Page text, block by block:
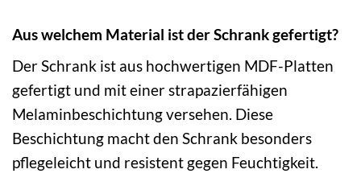
Aus welchem Material ist der Schrank gefertigt?
Der Schrank ist aus hochwertigen MDF-Platten
gefertigt und mit einer strapazierfähigen
Melaminbeschichtung versehen. Diese
Beschichtung macht den Schrank besonders
pflegeleicht und resistent gegen Feuchtigkeit.